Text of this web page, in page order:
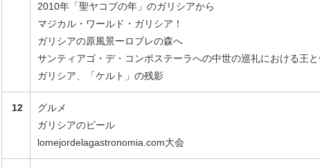
2010年「聖ヤコブの年」のガリシアから
マジカル・ワールド・ガリシア！
ガリシアの原風景ーロブレの森へ
サンティアゴ・デ・コンポステーラへの中世の巡礼における王と
ガリシア、「ケルト」の残影
12
グルメ
ガリシアのビール
lomejordelagastronomia.com大会